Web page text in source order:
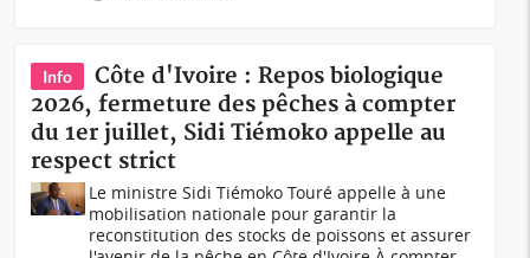
Info
Côte d'Ivoire : Repos biologique
2026, fermeture des pêches à compter
du 1er juillet, Sidi Tiémoko appelle au
respect strict
Le ministre Sidi Tiémoko Touré appelle à une
mobilisation nationale pour garantir la
reconstitution des stocks de poissons et assurer